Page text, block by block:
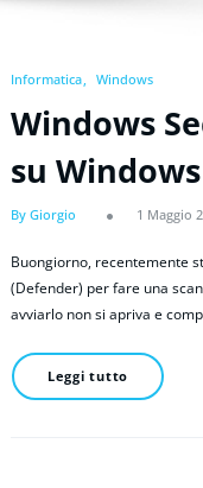
Informatica Windows
Windows
su Windows
By Giorgio 1 Maggio
Buongiorno, recentemente
(Defender) per fare una
avviarlo non si apriva e
Leggi tutto